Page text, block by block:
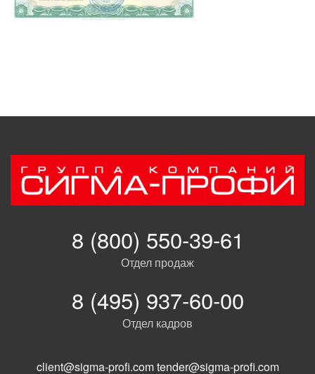
8 (800) 550-39-61
Отдел продаж
8 (495) 937-60-00
Отдел кадров
client@sigma-profi.comtender@sigma-profi.com